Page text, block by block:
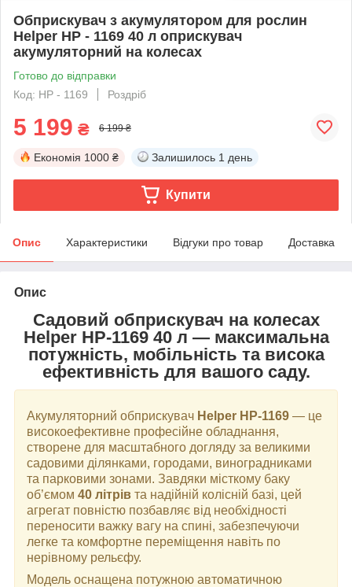
Обприскувач з акумулятором для рослин
Helper HP - 1169 40 л оприскувач
акумуляторний на колесах
Готово до відправки
Код: HP - 1169
Роздріб
5 199 ₴ 6 199 ₴
Економія 1000 ₴ Залишилось 1 день
Купити
Опис Характеристики Відгуки про товар Доставка
Опис
Садовий обприскувач на колесах
Helper HP-1169 40 л — максимальна
потужність, мобільність та висока
ефективність для вашого саду.
Акумуляторний обприскувач Helper HP-1169 — це
високоефективне професійне обладнання,
створене для масштабного догляду за великими
садовими ділянками, городами, виноградниками
та парковими зонами. Завдяки місткому баку
об’ємом 40 літрів та надійній колісній базі, цей
агрегат повністю позбавляє від необхідності
переносити важку вагу на спині, забезпечуючи
легке та комфортне переміщення навіть по
нерівному рельєфу.
Модель оснащена потужною автоматичною